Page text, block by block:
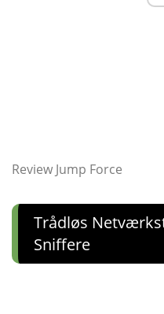
Review Jump Force
Trådløs
Sniffere